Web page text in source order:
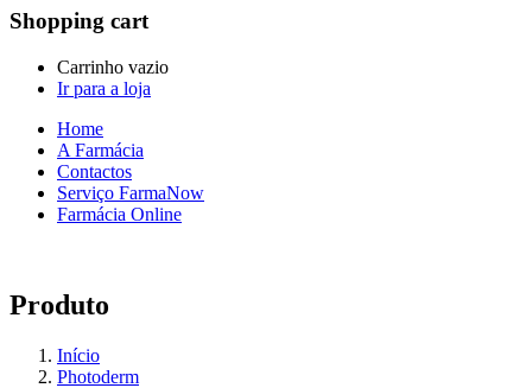
Shopping cart
Carrinho vazio
Ir para a loja
Home
A Farmácia
Contactos
Serviço FarmaNow
Farmácia Online
Produto
Início
Photoderm